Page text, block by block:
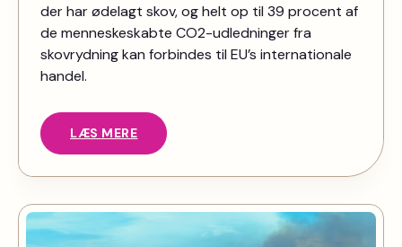
der har ødelagt skov, og helt op til 39 procent af
de menneskeskabte CO2-udledninger fra
skovrydning kan forbindes til EU’s internationale
handel.
LÆS MERE